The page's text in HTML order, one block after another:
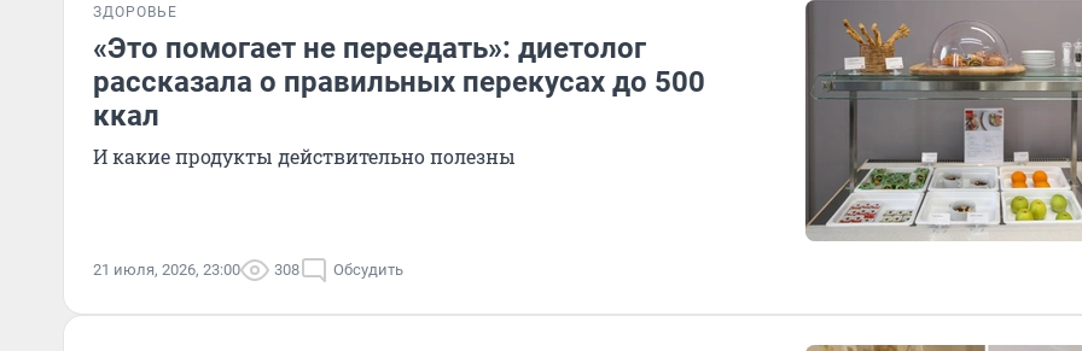
ЗДОРОВЬЕ
«Это помогает не переедать»: диетолог
рассказала о правильных перекусах до 500
ккал
И какие продукты действительно полезны
21 июля, 2026, 23:00 308 Обсудить